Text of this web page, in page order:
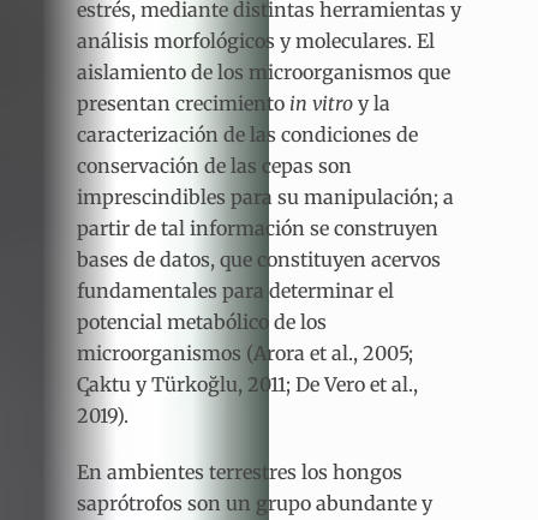
estrés, mediante distintas herramientas y
análisis morfológicos y moleculares. El
aislamiento de los microorganismos que
presentan crecimiento in vitro y la
caracterización de las condiciones de
conservación de las cepas son
imprescindibles para su manipulación; a
partir de tal información se construyen
bases de datos, que constituyen acervos
fundamentales para determinar el
potencial metabólico de los
microorganismos (Arora et al., 2005;
Ҁaktu y Türkoğlu, 2011; De Vero et al.,
2019).
En ambientes terrestres los hongos
saprótrofos son un grupo abundante y